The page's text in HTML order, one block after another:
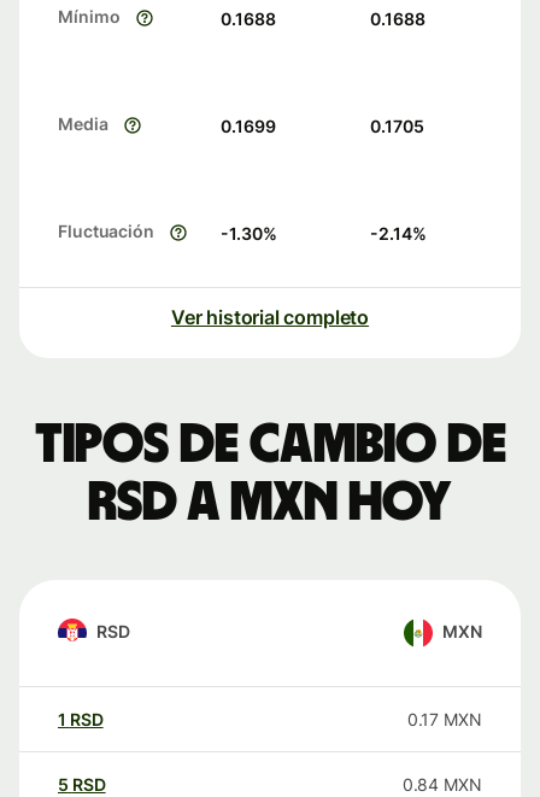
Mínimo 0.1688 0.1688
Media 0.1699 0.1705
Fluctuación -1.30% -2.14%
Ver historial completo
Tipos de cambio de
RSD a MXN hoy
RSD MXN
1 RSD 0.17 MXN
5 RSD 0.84 MXN